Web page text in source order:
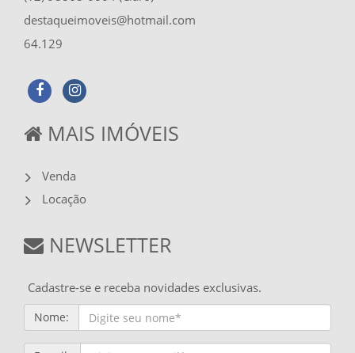
destaqueimoveis@hotmail.com
64.129
MAIS IMÓVEIS
Venda
Locação
NEWSLETTER
Cadastre-se e receba novidades exclusivas.
Nome: